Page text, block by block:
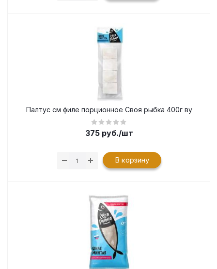
Палтус см филе порционное Своя рыбка 400г ву
375руб./шт
В корзину